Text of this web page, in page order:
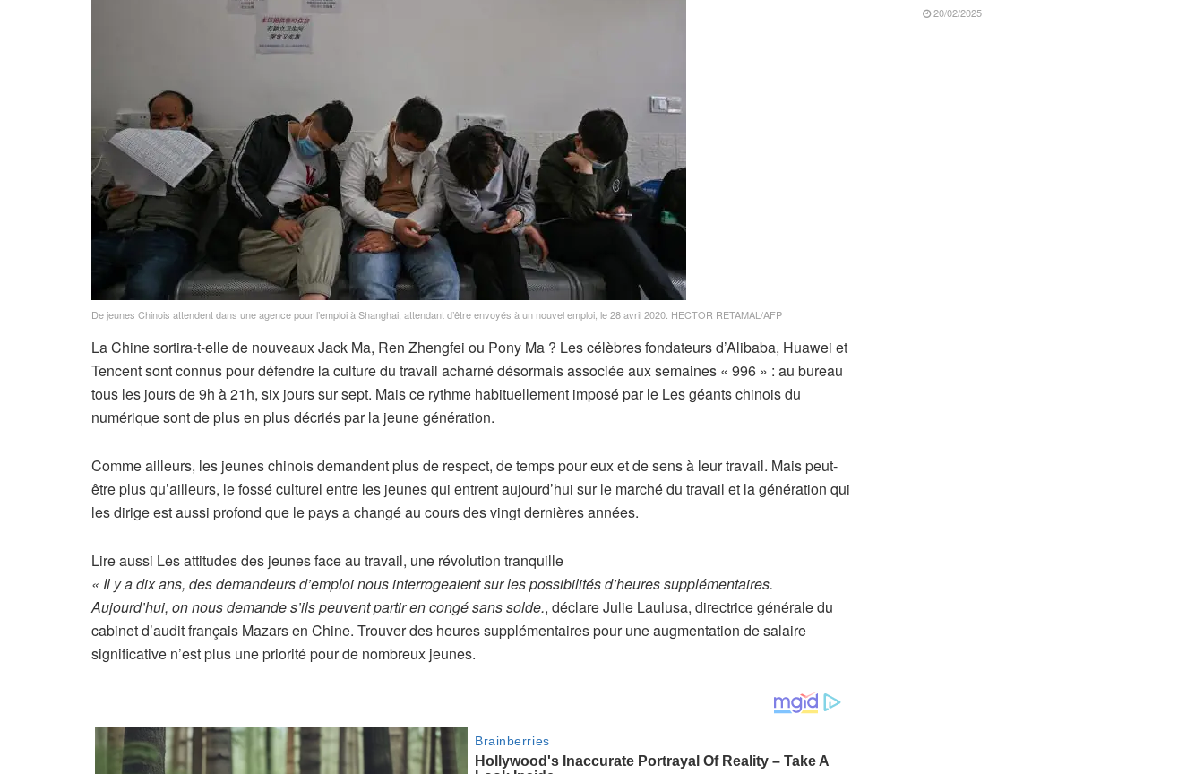
De jeunes Chinois attendent dans une agence pour l’emploi à Shanghai, attendant d’être envoyés à un nouvel emploi, le 28 avril 2020. HECTOR RETAMAL/AFP
La Chine sortira-t-elle de nouveaux Jack Ma, Ren Zhengfei ou Pony Ma ? Les célèbres fondateurs d’Alibaba, Huawei et
Tencent sont connus pour défendre la culture du travail acharné désormais associée aux semaines « 996 » : au bureau
tous les jours de 9h à 21h, six jours sur sept. Mais ce rythme habituellement imposé par le Les géants chinois du
numérique sont de plus en plus décriés par la jeune génération.
Comme ailleurs, les jeunes chinois demandent plus de respect, de temps pour eux et de sens à leur travail. Mais peut-
être plus qu’ailleurs, le fossé culturel entre les jeunes qui entrent aujourd’hui sur le marché du travail et la génération qui
les dirige est aussi profond que le pays a changé au cours des vingt dernières années.
Lire aussi A
r
t
i
c
r
é
s
Les attitudes des jeunes face au travail, une révolution tranquille
« Il y a dix ans, des demandeurs d’emploi nous interrogeaient sur les possibilités d’heures supplémentaires.
Aujourd’hui, on nous demande s’ils peuvent partir en congé sans solde., déclare Julie Laulusa, directrice générale du
cabinet d’audit français Mazars en Chine. Trouver des heures supplémentaires pour une augmentation de salaire
significative n’est plus une priorité pour de nombreux jeunes.
20/02/2025